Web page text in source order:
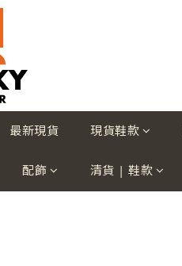
最新現貨 現貨鞋款
配飾 清貨 | 鞋款